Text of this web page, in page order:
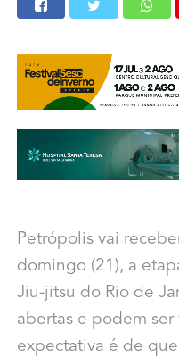
Petrópolis vai
domingo (21), a
Jiu-jitsu do Rio de
abertas e podem ser
expectativa é de